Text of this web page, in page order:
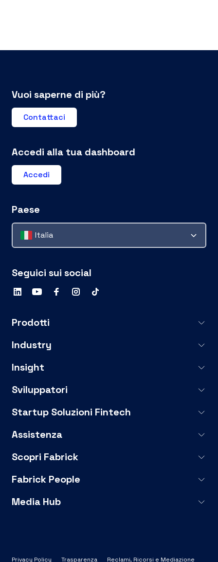
Vuoi saperne di più?
Contattaci
Accedi alla tua dashboard
Accedi
Paese
Italia
Seguici sui social
Prodotti
Industry
Insight
Sviluppatori
Startup Soluzioni Fintech
Assistenza
Scopri Fabrick
Fabrick People
Media Hub
Privacy Policy Trasparenza Reclami, Ricorsi e Mediazione